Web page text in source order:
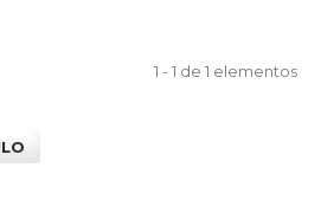
1 - 1 de 1 elementos